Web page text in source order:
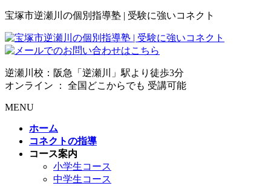
宝塚市逆瀬川の個別指導塾 | 受験に強いコネクト
逆瀬川校：阪急「逆瀬川」駅より徒歩3分
オンライン ： 全国どこからでも 受講可能
MENU
ホーム
コネクトの指導
コース案内
小学生コース
中学生コース